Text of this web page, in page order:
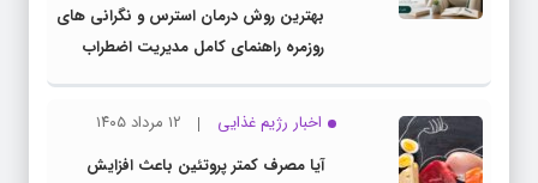
بهترین روش درمان استرس و نگرانی های
روزمره راهنمای کامل مدیریت اضطراب
اخبار رژیم غذایی
۱۲ مرداد ۱۴۰۵
آیا مصرف کمتر پروتئین باعث افزایش